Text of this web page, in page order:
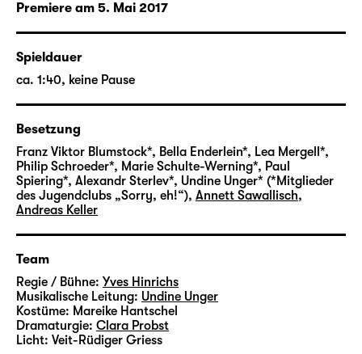
Andrej Tschichatschow, ist intelligent, arm,
undurchschaubar – und „möglicherweise
Russenmafia“. Und dann ist da noch der
„geliehene“ Lada, mit dem Tschick plötzlich
vor Maiks Haus auftaucht, um ihn zu einem
Ausflug in die Walachei abzuholen. Warum
Maik schließlich entgegen seinen Bedenken
einsteigt, weiß er selbst nicht genau.
Wahrscheinlich, weil ihn nichts davon abhält:
Zur Party kann er nicht, seine Mutter ist mal
wieder für Wochen auf der „Schönheitsfarm“
jungen „Assistentin“ auf ausgiebiger
Geschäftsreise.
Und so fahren die beiden los, Maik und
Tschick, ohne wirklichen Plan, dafür aber mit
Maiks Feriengeld in der Tasche und dem
Premiere am 5. Mai 2017
Spieldauer
ca. 1:40, keine Pause
Besetzung
Franz Viktor Blumstock*, Bella Enderlein*, Lea Mergell*,
Philip Schroeder*, Marie Schulte-Werning*, Paul
Spiering*, Alexandr Sterlev*, Undine Unger* (*Mitglieder
des Jugendclubs „Sorry, eh!“), Annett Sawallisch,
Andreas Keller
Team
Regie / Bühne: Yves Hinrichs
Musikalische Leitung: Undine Unger
Kostüme: Mareike Hantschel
Dramaturgie: Clara Probst
Licht: Veit-Rüdiger Griess